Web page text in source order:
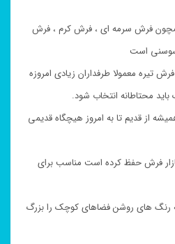
فرش سرمه ای ، فرش کرم ، فرش
است
تیره معمولا طرفداران زیادی امروزه
محتاطانه انتخاب شود.
از قدیم تا به امروز هیچگاه قدیمی
فرش حفظ کرده است مناسب برای
رنگ های روشن فضاهای کوچک را بزرگ